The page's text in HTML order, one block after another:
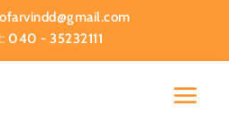
040 - 35232111